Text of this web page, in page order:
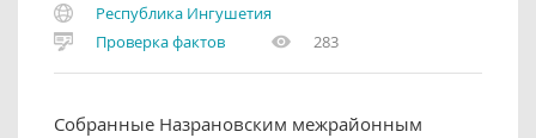
Республика Ингушетия
Проверка фактов
283
Собранные Назрановским межрайонным